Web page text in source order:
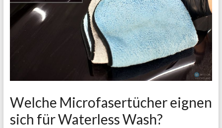
Welche Microfasertücher eignen
sich für Waterless Wash?